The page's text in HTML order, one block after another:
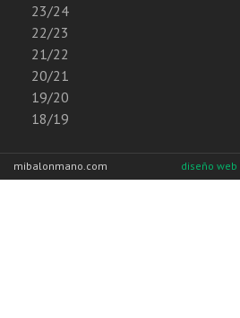
23/24
22/23
21/22
20/21
19/20
18/19
mibalonmano.com diseño web